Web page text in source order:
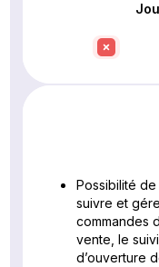
Possibilité de
suivre et
commandes
vente, le suivi
d’ouverture